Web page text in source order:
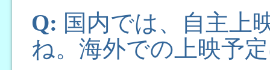
Q: 国内では、自主上
ね。海外での上映予